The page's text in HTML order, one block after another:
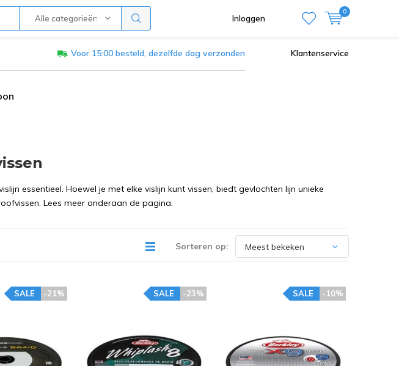
Alle categorieën Inloggen
0
Voor 15:00 besteld, dezelfde dag verzonden Klantenservice
essentieel. Hoewel je met elke vislijn kunt vissen, biedt gevlochten lijn unieke
Lees meer onderaan de pagina.
Sorteren op:
-21%
SALE -23%
SALE -10%
SALE